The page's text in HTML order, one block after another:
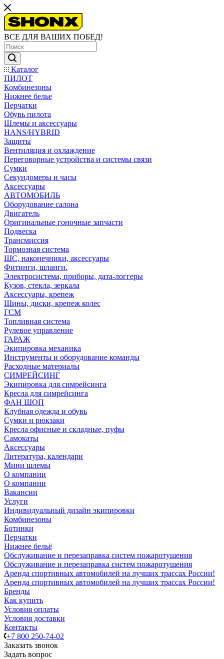
ВСЕ ДЛЯ ВАШИХ ПОБЕД!
Каталог
ПИЛОТ
Комбинезоны
Нижнее белье
Перчатки
Обувь пилота
Шлемы и аксессуары
HANS/HYBRID
Защиты
Вентиляция и охлаждение
Переговорные устройства и системы связи
Сумки
Секундомеры и часы
Аксессуары
АВТОМОБИЛЬ
Оборудование салона
Двигатель
Оригинальные гоночные запчасти
Подвеска
Трансмиссия
Тормозная система
ШС, наконечники, аксессуары
Фитинги, шланги.
Электросистема, приборы, дата-логгеры
Кузов, стекла, зеркала
Аксессуары, крепеж
Шины, диски, крепеж колес
ГСМ
Топливная система
Рулевое управление
ГАРАЖ
Экипировка механика
Инструменты и оборудование команды
Расходные материалы
СИМРЕЙСИНГ
Экипировка для симрейсинга
Кресла для симрейсинга
ФАН ШОП
Клубная одежда и обувь
Сумки и рюкзаки
Кресла офисные и складные, пуфы
Самокаты
Аксессуары
Литература, календари
Мини шлемы
О компании
О компании
Вакансии
Услуги
Индивидуальный дизайн экипировки
Комбинезоны
Ботинки
Перчатки
Нижнее бельё
Обслуживание и перезаправка систем пожаротушения
Обслуживание и перезаправка систем пожаротушения
Аренда спортивных автомобилей на лучших трассах России!
Аренда спортивных автомобилей на лучших трассах России!
Бренды
Как купить
Условия оплаты
Условия доставки
Контакты
+7 800 250-74-02
Заказать звонок
Задать вопрос